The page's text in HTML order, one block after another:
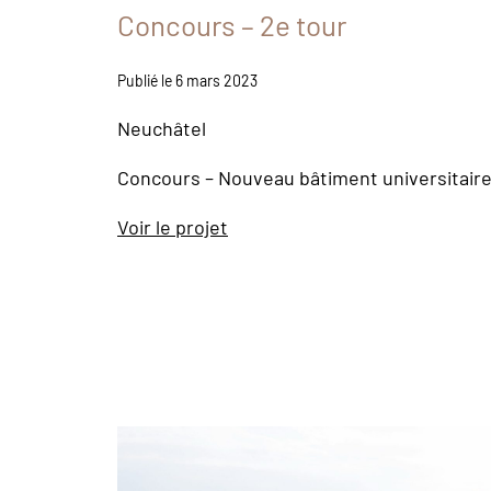
Concours – 2e tour
Publié le 6 mars 2023
Neuchâtel
Concours – Nouveau bâtiment universitaire
Voir le projet